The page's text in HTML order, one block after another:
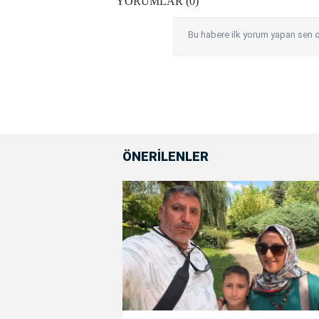
Bu habere ilk yorum yapan sen
ÖNERİLENLER